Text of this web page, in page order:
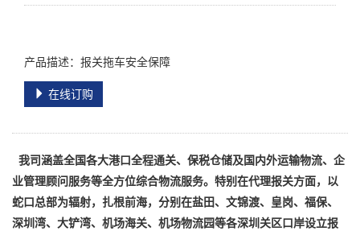
产品描述：报关拖车安全保障
在线订购
我司涵盖全国各大港口全程通关、保税仓储及国内外运输物流、企
业管理顾问服务等全方位综合物流服务。特别在代理报关方面，以
蛇口总部为辐射，扎根前海，分别在盐田、文锦渡、皇岗、福保、
深圳湾、大铲湾、机场海关、机场物流园等各深圳关区口岸设立报